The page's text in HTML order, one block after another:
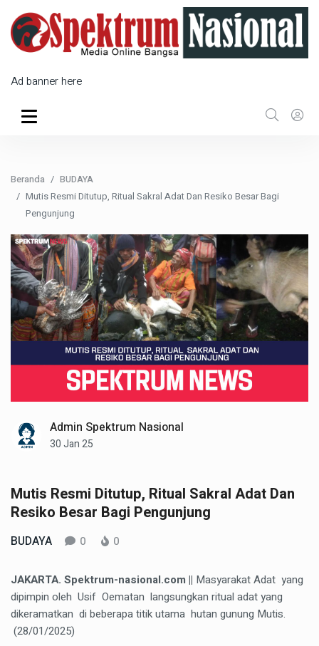
Ad banner here
Beranda
BUDAYA
Mutis Resmi Ditutup, Ritual Sakral Adat Dan Resiko Besar Bagi
Pengunjung
Admin Spektrum Nasional
30 Jan 25
Mutis Resmi Ditutup, Ritual Sakral Adat Dan
Resiko Besar Bagi Pengunjung
BUDAYA 0 0
JAKARTA. Spektrum-nasional.com || Masyarakat Adat yang
dipimpin oleh Usif Oematan langsungkan ritual adat yang
dikeramatkan di beberapa titik utama hutan gunung Mutis.
(28/01/2025)